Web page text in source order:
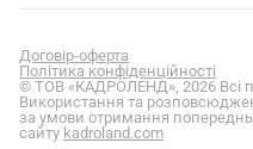
Договір-оферта
Політика конфіденційності
© ТОВ «КАДРОЛЕНД», 2026 Всі
Використання та
за умови отримання
сайту kadroland.com